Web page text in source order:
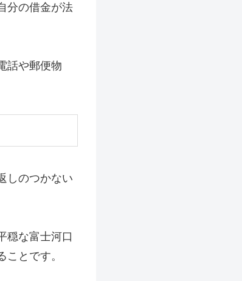
分の借金が法
話や郵便物
しのつかない
穏な富士河口
とです。